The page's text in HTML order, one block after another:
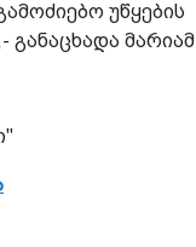
უწყების
მარიამ